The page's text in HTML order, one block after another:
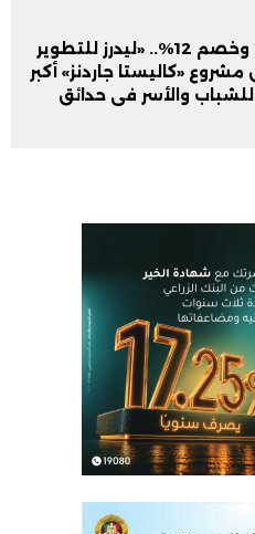
أسعار مخفضة وخصم 12%.. «ليدرز للتطوير
«كاليستا جاردنز» أكبر
والأسر فى حدائق